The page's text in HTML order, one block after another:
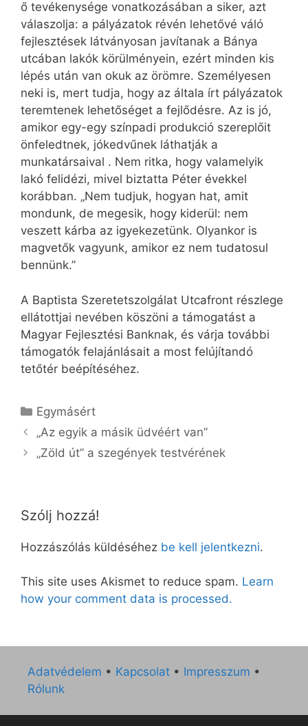
ő tevékenysége vonatkozásában a siker, azt
válaszolja: a pályázatok révén lehetővé váló
fejlesztések látványosan javítanak a Bánya
utcában lakók körülményein, ezért minden kis
lépés után van okuk az örömre. Személyesen
neki is, mert tudja, hogy az általa írt pályázatok
teremtenek lehetőséget a fejlődésre. Az is jó,
amikor egy-egy színpadi produkció szereplőit
önfeledtnek, jókedvűnek láthatják a
munkatársaival . Nem ritka, hogy valamelyik
lakó felidézi, mivel biztatta Péter évekkel
korábban. „Nem tudjuk, hogyan hat, amit
mondunk, de megesik, hogy kiderül: nem
veszett kárba az igyekezetünk. Olyankor is
magvetők vagyunk, amikor ez nem tudatosul
bennünk.”
A Baptista Szeretetszolgálat Utcafront részlege
ellátottjai nevében köszöni a támogatást a
Magyar Fejlesztési Banknak, és várja további
támogatók felajánlásait a most felújítandó
tetőtér beépítéséhez.
Kategória
Egymásért
„Az egyik a másik üdvéért van”
„Zöld út” a szegények testvérének
Szólj hozzá!
Hozzászólás küldéséhez be kell jelentkezni.
This site uses Akismet to reduce spam. Learn
how your comment data is processed.
Adatvédelem • Kapcsolat • Impresszum •
Rólunk